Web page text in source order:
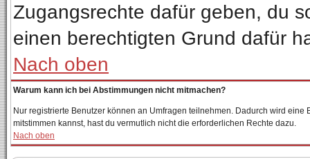
Zugangsrechte dafür geben, du
einen berechtigten Grund dafür
Nach oben
Warum kann ich bei Abstimmungen nicht mitmachen?
Nur registrierte Benutzer können an Umfragen teilnehmen. Dadurch wird
mitstimmen kannst, hast du vermutlich nicht die erforderlichen Rechte dazu.
Nach oben